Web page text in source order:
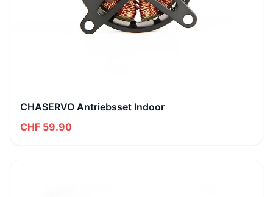
CHASERVO Antriebsset Indoor
CHF 59.90